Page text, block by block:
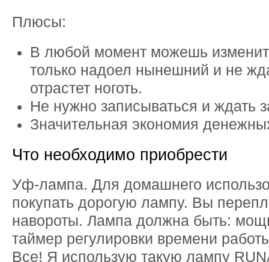
Плюсы:
В любой момент можешь
только надоел нынешний и не
отрастет ноготь.
Не нужно записываться и ждать
Значительная экономия
Что необходимо приобрести
Уф-лампа. Для домашнего
покупать дорогую лампу. Вы
навороты. Лампа должна быть:
таймер регулировки времени
Все! Я использую такую лампу